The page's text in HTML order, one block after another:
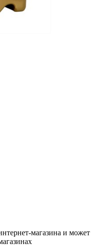
магазина и может